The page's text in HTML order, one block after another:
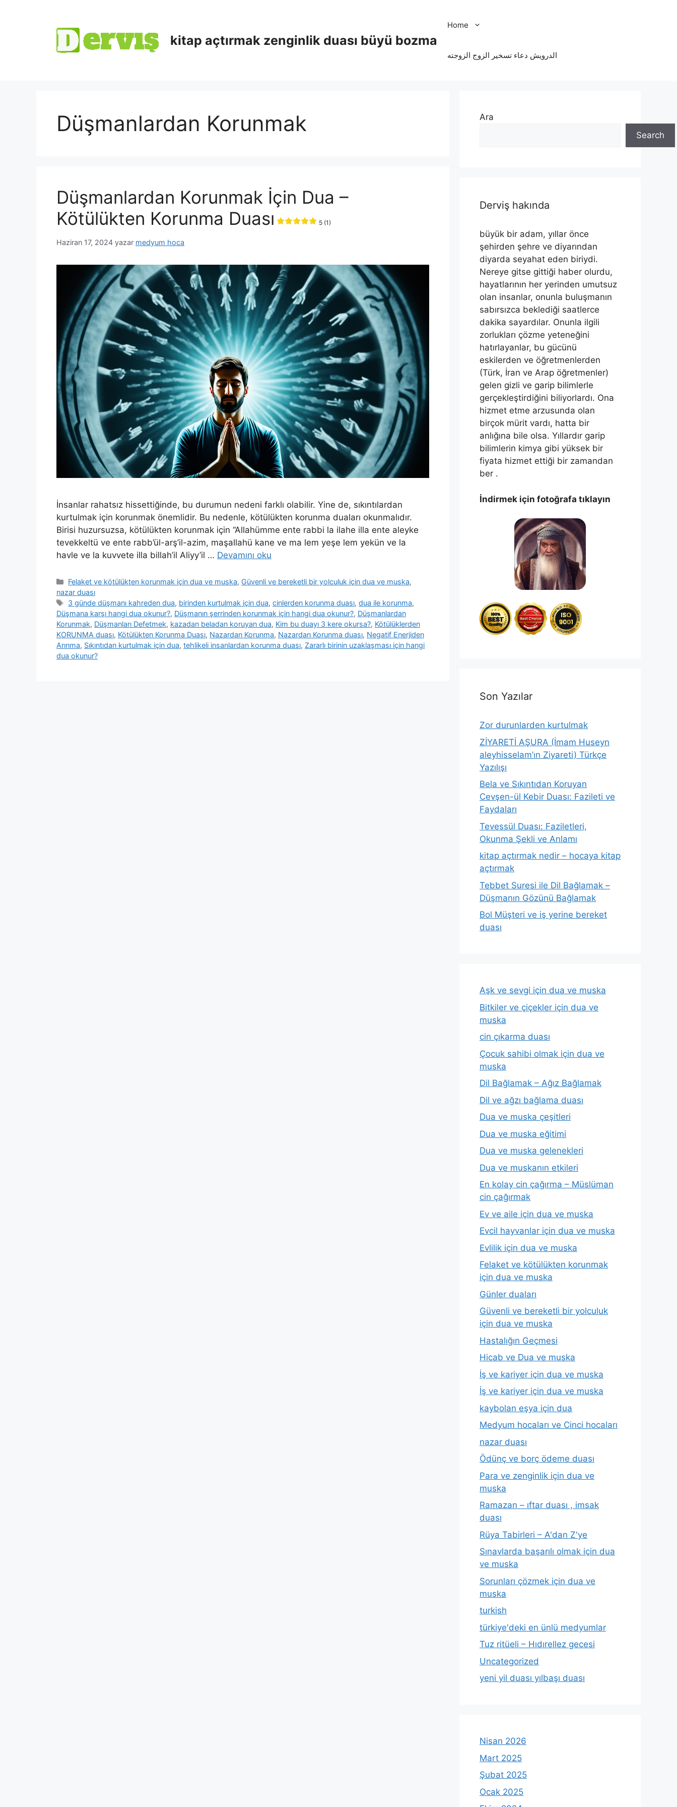
kitap açtırmak zenginlik duası büyü bozma
Home
الدرویش دعاء تسخير الزوج الزوجته
Düşmanlardan Korunmak
Düşmanlardan Korunmak İçin Dua –
Kötülükten Korunma Duası
5 (1)
Haziran 17, 2024 yazar medyum hoca
İnsanlar rahatsız hissettiğinde, bu durumun nedeni farklı olabilir. Yine de, sıkıntılardan
kurtulmak için korunmak önemlidir. Bu nedenle, kötülükten korunma duaları okunmalıdır.
Birisi huzursuzsa, kötülükten korunmak için “Allahümme ente rabbi la ilahe illa ente aleyke
tevekkeltü ve ente rabb’ül-arş’il-azim, maşallahü kane ve ma lem yeşe lem yekün ve la
havle ve la kuvvete illa billah’il Aliyy’il … Devamını oku
Felaket ve kötülükten korunmak için dua ve muska, Güvenli ve bereketli bir yolculuk için dua ve muska,
nazar duası
3 günde düşmanı kahreden dua, birinden kurtulmak için dua,cinlerden korunma duası,dua ile korunma,
Düşmana karşı hangi dua okunur?, Düşmanın şerrinden korunmak için hangi dua okunur?, Düşmanlardan
Korunmak, Düşmanları Defetmek, kazadan beladan koruyan dua, Kim bu duayı 3 kere okursa?, Kötülüklerden
KORUNMA duası, Kötülükten Korunma Duası, Nazardan Korunma, Nazardan Korunma duası, Negatif Enerjiden
Arınma, Sıkıntıdan kurtulmak için dua, tehlikeli insanlardan korunma duası, Zararlı birinin uzaklaşması için hangi
dua okunur?
Ara
Search
Derviş hakında
büyük bir adam, yıllar önce
şehirden şehre ve diyarından
diyarda seyahat eden biriydi.
Nereye gitse gittiği haber olurdu,
hayatlarının her yerinden umutsuz
olan insanlar, onunla buluşmanın
sabırsızca beklediği saatlerce
dakika sayardılar. Onunla ilgili
zorlukları çözme yeteneğini
hatırlayanlar, bu gücünü
eskilerden ve öğretmenlerden
(Türk, İran ve Arap öğretmenler)
gelen gizli ve garip bilimlerle
gerçekleştirdiğini biliyorlardı. Ona
hizmet etme arzusunda olan
birçok mürit vardı, hatta bir
anlığına bile olsa. Yıllardır garip
bilimlerin kimya gibi yüksek bir
fiyata hizmet ettiği bir zamandan
ber .
İndirmek için fotoğrafa tıklayın
Son Yazılar
Zor durunlarden kurtulmak
ZİYARETİ AŞURA (İmam Huseyn
aleyhisselam’ın Ziyareti) Türkçe
Yazılışı
Bela ve Sıkıntıdan Koruyan
Cevşen-ül Kebir Duası: Fazileti ve
Faydaları
Tevessül Duası: Faziletleri,
Okunma Şekli ve Anlamı
kitap açtırmak nedir – hocaya kitap
açtırmak
Tebbet Suresi ile Dil Bağlamak –
Düşmanın Gözünü Bağlamak
Bol Müşteri ve iş yerine bereket
duası
Aşk ve sevgi için dua ve muska
Bitkiler ve çiçekler için dua ve
muska
cin çıkarma duası
Çocuk sahibi olmak için dua ve
muska
Dil Bağlamak – Ağız Bağlamak
Dil ve ağzı bağlama duası
Dua ve muska çeşitleri
Dua ve muska eğitimi
Dua ve muska gelenekleri
Dua ve muskanın etkileri
En kolay cin çağırma – Müslüman
cin çağırmak
Ev ve aile için dua ve muska
Evcil hayvanlar için dua ve muska
Evlilik için dua ve muska
Felaket ve kötülükten korunmak
için dua ve muska
Günler duaları
Güvenli ve bereketli bir yolculuk
için dua ve muska
Hastalığın Geçmesi
Hicab ve Dua ve muska
İş ve kariyer için dua ve muska
İş ve kariyer için dua ve muska
kaybolan eşya için dua
Medyum hocaları ve Cinci hocaları
nazar duası
Ödünç ve borç ödeme duası
Para ve zenginlik için dua ve
muska
Ramazan – ıftar duası , imsak
duası
Rüya Tabirleri – A'dan Z'ye
Sınavlarda başarılı olmak için dua
ve muska
Sorunları çözmek için dua ve
muska
turkish
türkiye'deki en ünlü medyumlar
Tuz ritüeli – Hıdırellez gecesi
Uncategorized
yeni yil duası yılbaşı duası
Nisan 2026
Mart 2025
Şubat 2025
Ocak 2025